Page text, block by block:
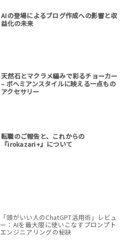
AIの登場によるブログ作成への影響と収
益化の未来
天然石とマクラメ編みで彩るチョーカー
– ボヘミアンスタイルに映える一点もの
アクセサリー
転職のご報告と、これからの
『irokazari+』について
「頭がいい人のChatGPT活用術」レビュ
ー：AIを最大限に使いこなすプロンプト
エンジニアリングの秘訣